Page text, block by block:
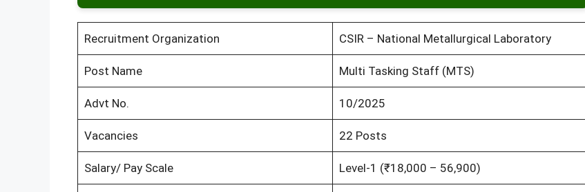
Recruitment Organization CSIR – National Metallurgical Laboratory
Post Name Multi Tasking Staff (MTS)
Advt No. 10/2025
Vacancies 22 Posts
Salary/ Pay Scale Level-1 (₹18,000 – 56,900)